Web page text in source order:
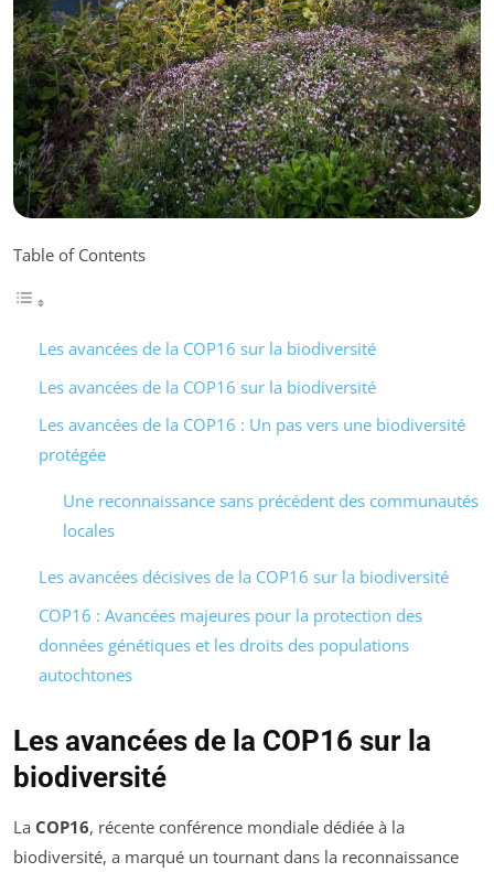
Table of Contents
Les avancées de la COP16 sur la biodiversité
Les avancées de la COP16 sur la biodiversité
Les avancées de la COP16 : Un pas vers une biodiversité
protégée
Une reconnaissance sans précédent des communautés
locales
Les avancées décisives de la COP16 sur la biodiversité
COP16 : Avancées majeures pour la protection des
données génétiques et les droits des populations
autochtones
Les avancées de la COP16 sur la
biodiversité
La COP16, récente conférence mondiale dédiée à la
biodiversité, a marqué un tournant dans la reconnaissance